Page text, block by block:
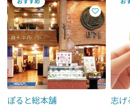
ぽると総本舗 志げ